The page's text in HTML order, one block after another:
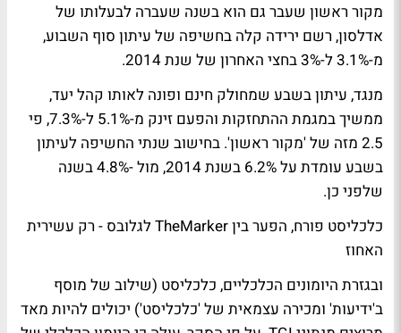
מקור ראשון שעבר גם הוא בשנה שעברה לבעלותו של
אדלסון, רשם ירידה קלה בחשיפה של עיתון סוף השבוע,
מ-3.1% ל-3% בחצי האחרון של שנת 2014.
מנגד, עיתוןבשבע שמחולק חינם ופונה לאותו קהל יעד,
ממשיך במגמת ההתחזקות והפעם זינק מ-5.1% ל-7.3%, פי
2.5 מזה של 'מקור ראשון'. בחישוב שנתי החשיפה לעיתון
בשבע עומדת על 6.2% בשנת 2014, מול -4.8% בשנה
שלפני כן.
כלכליסט פורח, הפער בין TheMarker לגלובס - רק עשירית
האחוז
ובגזרת היומונים הכלכליים, כלכליסט (שילוב של מוסף
ב'ידיעות' ומכירה עצמאית של 'כלכליסט') יכולים להיות מאד